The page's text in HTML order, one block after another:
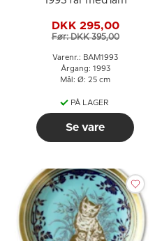
DKK 295,00
Før: DKK 395,00
Varenr.: BAM1993
Årgang: 1993
Mål: Ø: 25 cm
PÅ LAGER
Se vare